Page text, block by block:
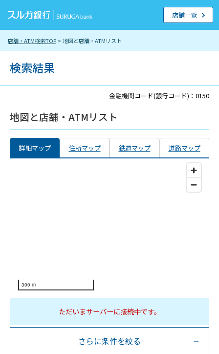
店舗・ATM検索TOP > 地図と店舗・ATMリスト
店舗一覧
検索結果
金融機関コード(銀行コード)：0150
地図と店舗・ATMリスト
詳細マップ 住所マップ 鉄道マップ 道路マップ
300 m
ただいまサーバーに接続中です。
さらに条件を絞る